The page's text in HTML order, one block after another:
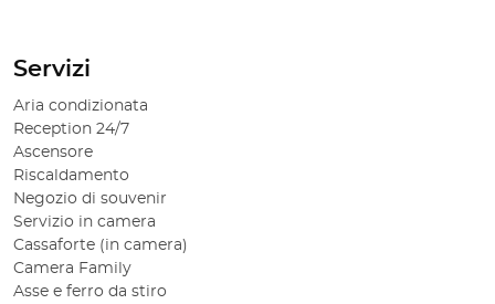
Servizi
Aria condizionata
Reception 24/7
Ascensore
Riscaldamento
Negozio di souvenir
Servizio in camera
Cassaforte (in camera)
Camera Family
Asse e ferro da stiro